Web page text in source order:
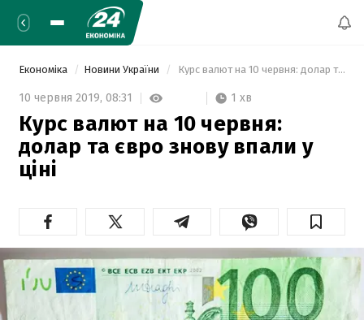
Економіка Новини України Курс валют на 10 червня: долар та євро знову впали у ціні
10 червня 2019, 08:31 1 хв
Курс валют на 10 червня:
долар та євро знову впали у
ціні